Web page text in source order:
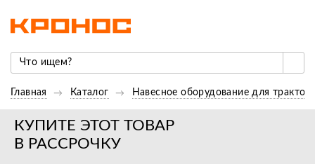
Главная Каталог Навесное оборудование для
КУПИТЕ ЭТОТ ТОВАР
В РАССРОЧКУ